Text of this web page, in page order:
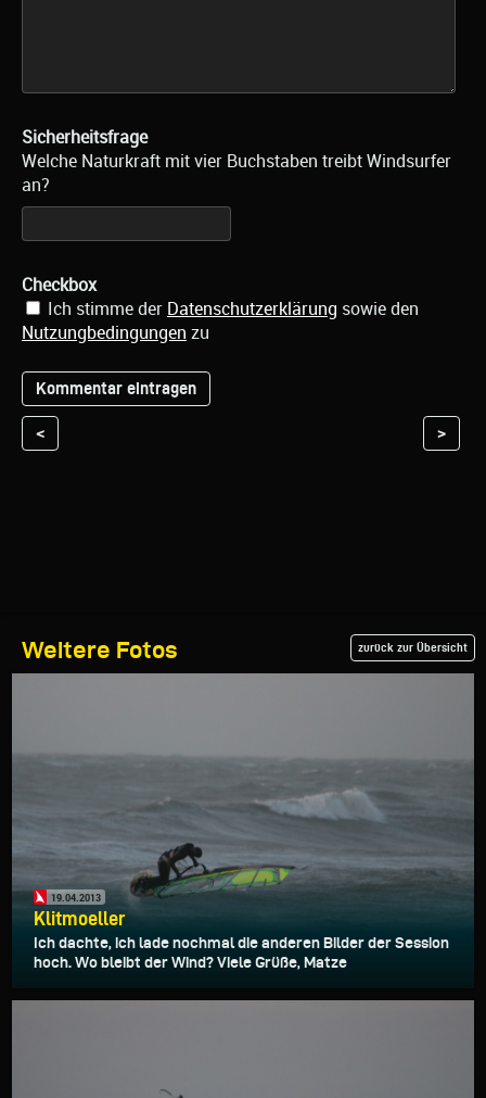
Sicherheitsfrage
Welche Naturkraft mit vier Buchstaben treibt Windsurfer
an?
Checkbox
Ich stimme der Datenschutzerklärung sowie den
Nutzungbedingungen zu
< >
Weitere Fotos zurück zur Übersicht
19.04.2013
Klitmoeller
Ich dachte, ich lade nochmal die anderen Bilder der Session
hoch. Wo bleibt der Wind? Viele Grüße, Matze